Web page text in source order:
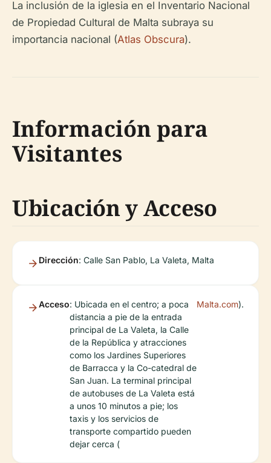
La inclusión de la iglesia en el Inventario Nacional
de Propiedad Cultural de Malta subraya su
importancia nacional (Atlas Obscura).
Información para
Visitantes
Ubicación y Acceso
Dirección: Calle San Pablo, La Valeta, Malta
Acceso: Ubicada en el centro; a poca
distancia a pie de la entrada
principal de La Valeta, la Calle
de la República y atracciones
como los Jardines Superiores
de Barracca y la Co-catedral de
San Juan. La terminal principal
de autobuses de La Valeta está
a unos 10 minutos a pie; los
taxis y los servicios de
transporte compartido pueden
dejar cerca (
Malta.com).